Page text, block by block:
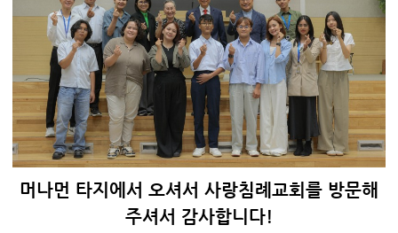
머나먼 타지에서 오셔서 사랑침례교회를 방문해
주셔서 감사합니다!